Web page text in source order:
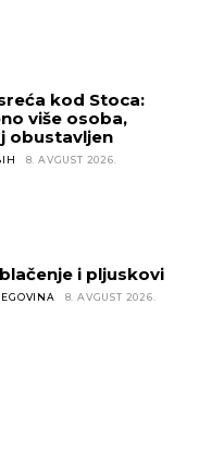
kod Stoca:
više osoba,
obustavljen
8. AVGUST 2026.
i pljuskovi
8. AVGUST 2026.